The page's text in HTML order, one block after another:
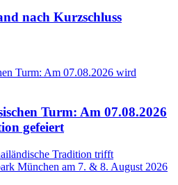
nach Kurzschluss
Turm: Am 07.08.2026
gefeiert